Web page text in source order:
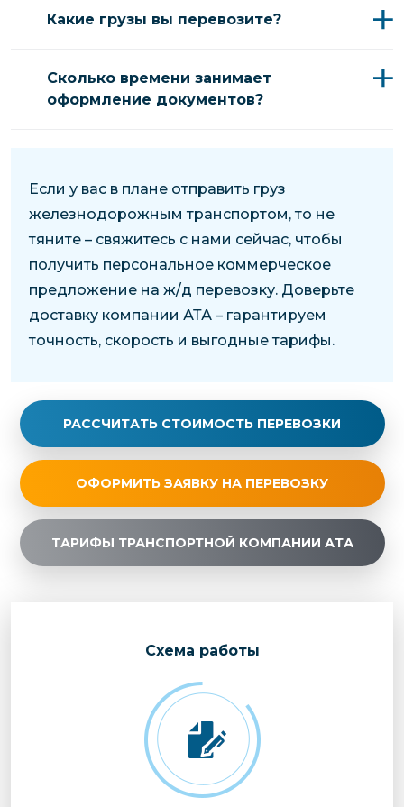
Какие грузы вы перевозите?
Сколько времени занимает
оформление документов?
Если у вас в плане отправить груз
железнодорожным транспортом, то не
тяните – свяжитесь с нами сейчас, чтобы
получить персональное коммерческое
предложение на ж/д перевозку. Доверьте
доставку компании АТА – гарантируем
точность, скорость и выгодные тарифы.
РАССЧИТАТЬ СТОИМОСТЬ ПЕРЕВОЗКИ
ОФОРМИТЬ ЗАЯВКУ НА ПЕРЕВОЗКУ
ТАРИФЫ ТРАНСПОРТНОЙ КОМПАНИИ АТА
Cхема работы